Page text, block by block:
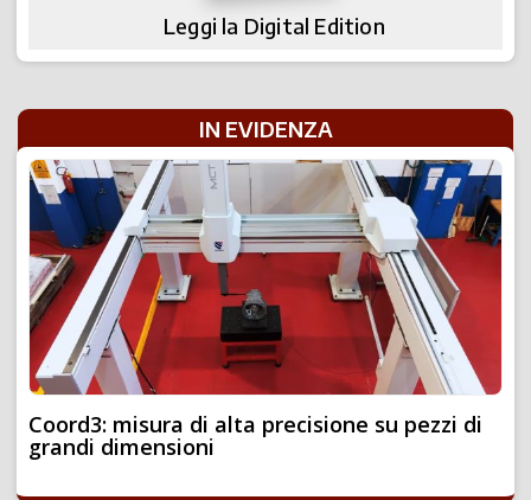
Leggi la Digital Edition
IN EVIDENZA
Coord3: misura di alta precisione su pezzi di
grandi dimensioni